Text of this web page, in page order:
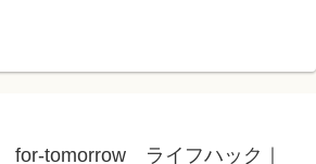
for-tomorrow ライフハック｜